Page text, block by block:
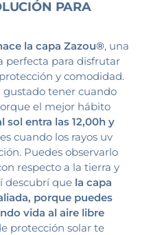
PARA
la capa Zazou®, una
perfecta para disfrutar
y comodidad.
tener cuando
el mejor hábito
sol entra las 12,00h y
cuando los rayos uv
Puedes observarlo
respecto a la tierra y
descubrí que la capa
porque puedes
vida al aire libre
protección solar te